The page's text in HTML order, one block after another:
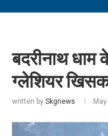
बदरीनाथ धाम
ग्लेशियर
written by Skgnews